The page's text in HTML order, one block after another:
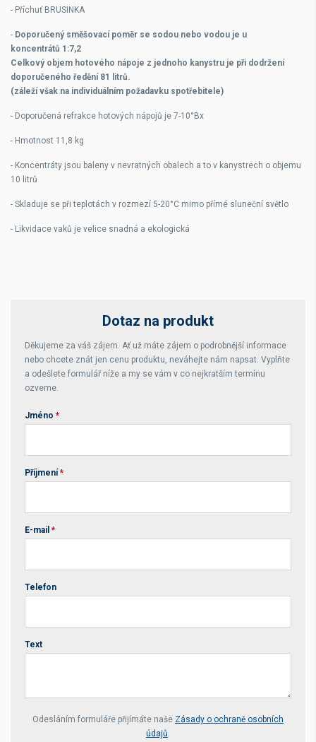
- Příchuť BRUSINKA
- Doporučený směšovací poměr se sodou nebo vodou je u
koncentrátů 1:7,2
Celkový objem hotového nápoje z jednoho kanystru je při dodržení
doporučeného ředění 81 litrů.
(záleží však na individuálním požadavku spotřebitele)
- Doporučená refrakce hotových nápojů je 7-10°Bx
- Hmotnost 11,8 kg
- Koncentráty jsou baleny v nevratných obalech a to v kanystrech o objemu
10 litrů
- Skladuje se při teplotách v rozmezí 5-20°C mimo přímé sluneční světlo
- Likvidace vaků je velice snadná a ekologická
Dotaz na produkt
Děkujeme za váš zájem. Ať už máte zájem o podrobnější informace
nebo chcete znát jen cenu produktu, neváhejte nám napsat. Vyplňte
a odešlete formulář níže a my se vám v co nejkratším termínu
ozveme.
Jméno *
Příjmení *
E-mail *
Telefon
Text
Your website *
Odesláním formuláře přijímáte naše Zásady o ochraně osobních
údajů.